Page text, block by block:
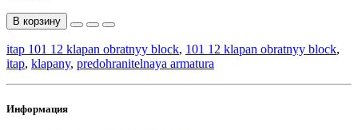
В корзину
itap 101 12 klapan obratnyy block, 101 12 klapan obratnyy block,
itap, klapany, predohranitelnaya armatura
Информация